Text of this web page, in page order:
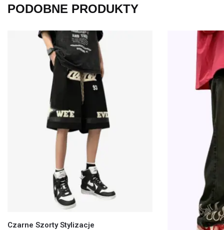
PODOBNE PRODUKTY
Czarne Szorty Stylizacje